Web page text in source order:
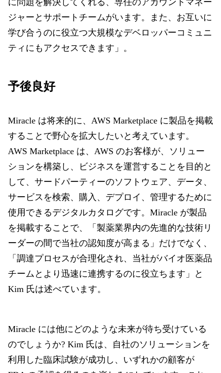
に問題を解決してくれる、専任のアカウントマネー
ジャーとサポートチームがいます。また、お互いに
学び合うのに役立つ大規模なデベロッパーコミュニ
ティにもアクセスできます」。
予後良好
Miracle は将来的に、AWS Marketplace に製品を掲載
することで野心を拡大したいと考えています。
AWS Marketplace は、AWS のお客様が、ソリュー
ションを構築し、ビジネスを運営することを目的と
して、サードパーティーのソフトウェア、データ、
サービスを検索、購入、デプロイ、管理するために
使用できるデジタルカタログです。Miracle が製品
を掲載することで、「製薬業界内の先進的な技術リ
ーダーの間で当社の認知度が高まる」だけでなく、
「調達プロセスが合理化され、当社がバイオ医薬品
チームとより迅速に連携するのに役立ちます」と
Kim 氏は述べています。
Miracle には他にどのような未来が待ち受けている
のでしょうか? Kim 氏は、自社のソリューションを
利用した臨床試験が成功し、いずれかの顧客が